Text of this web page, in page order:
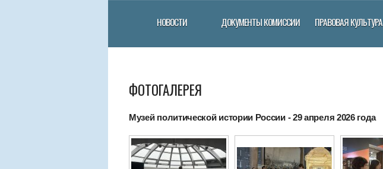
НОВОСТИ ДОКУМЕНТЫ КОМИССИИ ПРАВОВАЯ КУЛЬТУРА
ФОТОГАЛЕРЕЯ
Музей политической истории России - 29 апреля 2026 года